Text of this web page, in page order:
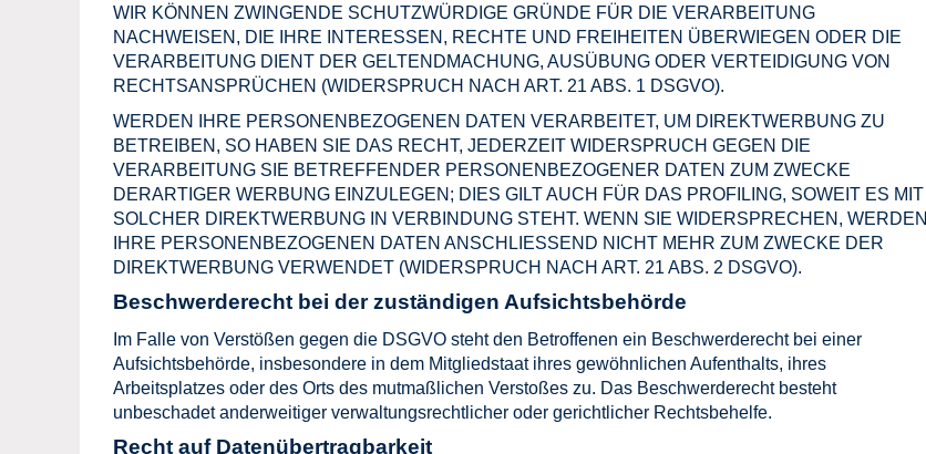
WIR KÖNNEN ZWINGENDE SCHUTZWÜRDIGE GRÜNDE FÜR DIE VERARBEITUNG
NACHWEISEN, DIE IHRE INTERESSEN, RECHTE UND FREIHEITEN ÜBERWIEGEN ODER DIE
VERARBEITUNG DIENT DER GELTENDMACHUNG, AUSÜBUNG ODER VERTEIDIGUNG VON
RECHTSANSPRÜCHEN (WIDERSPRUCH NACH ART. 21 ABS. 1 DSGVO).
WERDEN IHRE PERSONENBEZOGENEN DATEN VERARBEITET, UM DIREKTWERBUNG ZU
BETREIBEN, SO HABEN SIE DAS RECHT, JEDERZEIT WIDERSPRUCH GEGEN DIE
VERARBEITUNG SIE BETREFFENDER PERSONENBEZOGENER DATEN ZUM ZWECKE
DERARTIGER WERBUNG EINZULEGEN; DIES GILT AUCH FÜR DAS PROFILING, SOWEIT ES MIT
SOLCHER DIREKTWERBUNG IN VERBINDUNG STEHT. WENN SIE WIDERSPRECHEN, WERDEN
IHRE PERSONENBEZOGENEN DATEN ANSCHLIESSEND NICHT MEHR ZUM ZWECKE DER
DIREKTWERBUNG VERWENDET (WIDERSPRUCH NACH ART. 21 ABS. 2 DSGVO).
Beschwerde­recht bei der zuständigen Aufsichts­behörde
Im Falle von Verstößen gegen die DSGVO steht den Betroffenen ein Beschwerderecht bei einer
Aufsichtsbehörde, insbesondere in dem Mitgliedstaat ihres gewöhnlichen Aufenthalts, ihres
Arbeitsplatzes oder des Orts des mutmaßlichen Verstoßes zu. Das Beschwerderecht besteht
unbeschadet anderweitiger verwaltungsrechtlicher oder gerichtlicher Rechtsbehelfe.
Recht auf Daten­übertrag­barkeit